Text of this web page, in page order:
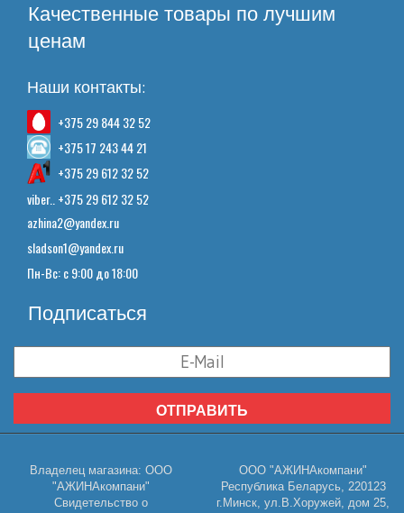
Качественные товары по лучшим
ценам
Наши контакты:
+375 29 844 32 52
+375 17 243 44 21
+375 29 612 32 52
viber.. +375 29 612 32 52
azhina2@yandex.ru
sladson1@yandex.ru
Пн-Вс: с 9:00 до 18:00
Подписаться
ОТПРАВИТЬ
Владелец магазина: ООО
"АЖИНАкомпани"
Свидетельство о
ООО "АЖИНАкомпани"
Республика Беларусь, 220123
г.Минск, ул.В.Хоружей, дом 25,